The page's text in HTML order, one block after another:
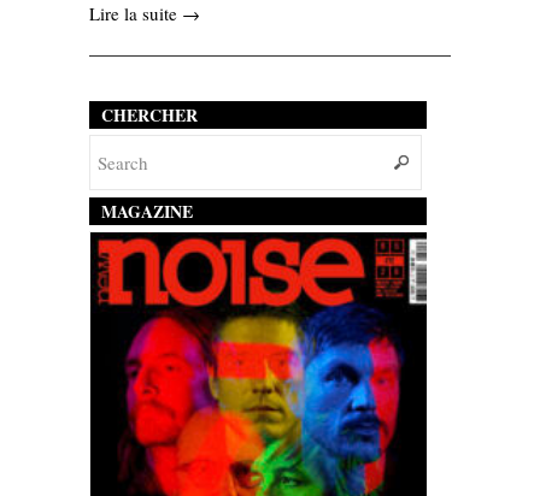
Lire la suite →
CHERCHER
MAGAZINE